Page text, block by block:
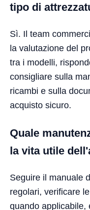
tipo di
Sì. Il team
la valutazione del
tra i modelli,
consigliare sulla
ricambi e sulla
acquisto sicuro.
Quale
la vita utile
Seguire il manuale
regolari, verificare
quando applicabile,